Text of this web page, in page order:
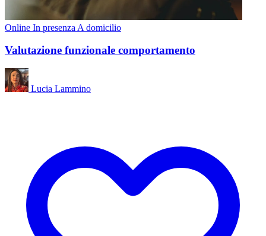
Online In presenza A domicilio
Valutazione funzionale comportamento
Lucia Lammino